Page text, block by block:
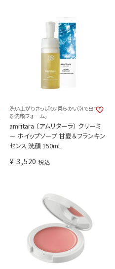
洗い上がりさっぱり。柔らかい泡で出てく
る洗顔フォーム。
amritara （アムリターラ） クリーミ
ー ホイップソープ 甘夏＆フランキン
センス 洗顔 150mL
¥ 3,520 税込